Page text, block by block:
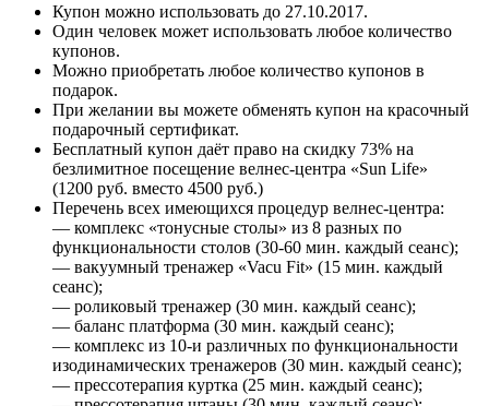
Купон можно использовать до 27.10.2017.
Один человек может использовать любое количество
купонов.
Можно приобретать любое количество купонов в
подарок.
При желании вы можете обменять купон на красочный
подарочный сертификат.
Бесплатный купон даёт право на скидку 73% на
безлимитное посещение велнес-центра «Sun Life»
(1200 руб. вместо 4500 руб.)
Перечень всех имеющихся процедур велнес-центра:
— комплекс «тонусные столы» из 8 разных по
функциональности столов (30-60 мин. каждый сеанс);
— вакуумный тренажер «Vacu Fit» (15 мин. каждый
сеанс);
— роликовый тренажер (30 мин. каждый сеанс);
— баланс платформа (30 мин. каждый сеанс);
— комплекс из 10-и различных по функциональности
изодинамических тренажеров (30 мин. каждый сеанс);
— прессотерапия куртка (25 мин. каждый сеанс);